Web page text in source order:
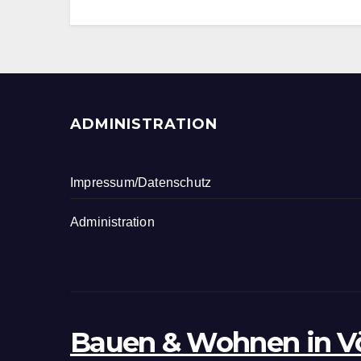
ADMINISTRATION
Impressum/Datenschutz
Administration
Bauen & Wohnen in